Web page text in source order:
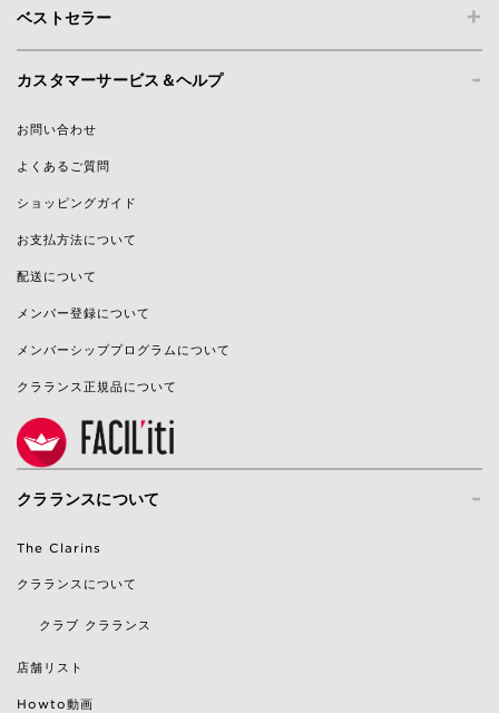
+
ベストセラー
-
カスタマーサービス＆ヘルプ
お問い合わせ
よくあるご質問
ショッピングガイド
お支払方法について
配送について
メンバー登録について
メンバーシッププログラムについて
クラランス正規品について
-
クラランスについて
The Clarins
クラランスについて
クラブ クラランス
店舗リスト
Howto動画